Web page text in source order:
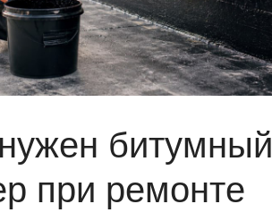
битумный
при ремонте